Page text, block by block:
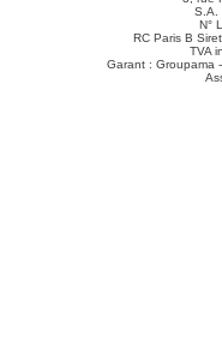
S.A.
N°
RC Paris B
TVA
Garant : Groupama